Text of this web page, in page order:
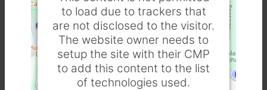
to load due to trackers that
are not disclosed to the visitor.
The website owner needs to
setup the site with their CMP
to add this content to the list
of technologies used.